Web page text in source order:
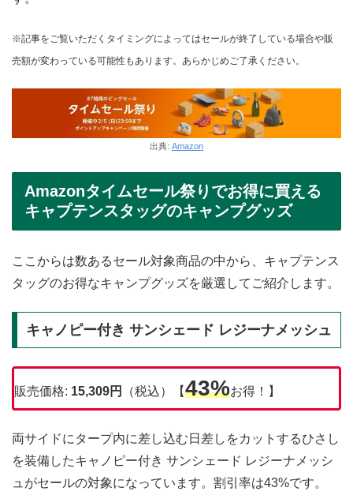
※記事をご覧いただくタイミングによってはセールが終了している場合や販
売額が変わっている可能性もあります。あらかじめご了承ください。
出典: Amazon
Amazonタイムセール祭りでお得に買える
キャプテンスタッグのキャンプグッズ
ここからは数あるセール対象商品の中から、キャプテンス
タッグのお得なキャンプグッズを厳選してご紹介します。
キャノピー付き サンシェード レジーナメッシュ
販売価格: 15,309円 （税込）【43%お得！】
両サイドにタープ内に差し込む日差しをカットするひさし
を装備したキャノピー付き サンシェード レジーナメッシ
ュがセールの対象になっています。割引率は43%です。